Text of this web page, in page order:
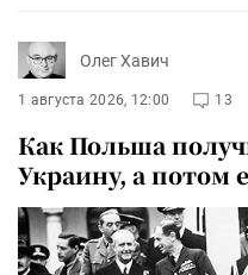
Олег Хавич
1 августа 2026, 12:00 13
Как Польша
Украину, а потом